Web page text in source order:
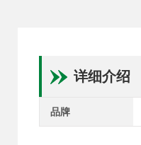
详细介绍
品牌